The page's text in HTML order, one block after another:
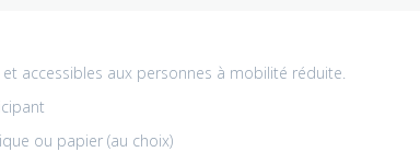
accessibles aux personnes à mobilité réduite.
ou papier (au choix)